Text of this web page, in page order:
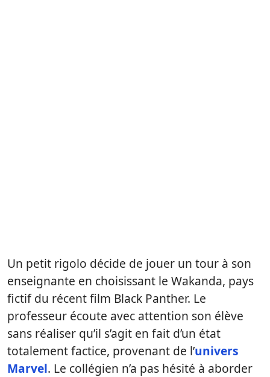
Un petit rigolo décide de jouer un tour à son
enseignante en choisissant le Wakanda, pays
fictif du récent film Black Panther. Le
professeur écoute avec attention son élève
sans réaliser qu’il s’agit en fait d’un état
totalement factice, provenant de l’univers
Marvel. Le collégien n’a pas hésité à aborder